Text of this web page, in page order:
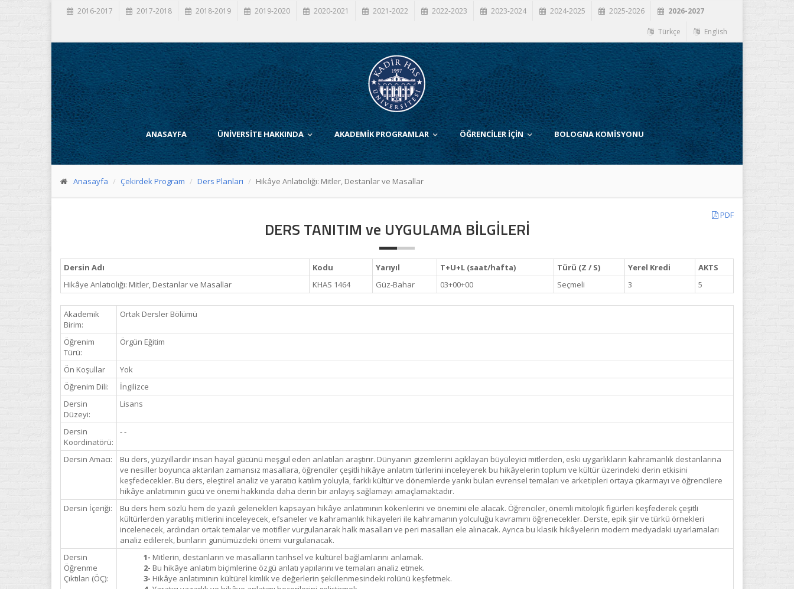
2016-2017 2017-2018 2018-2019 2019-2020 2020-2021 2021-2022 2022-2023 2023-2024 2024-2025 2025-2026 2026-2027
Türkçe English
ANASAYFA ÜNİVERSİTE HAKKINDA AKADEMİK PROGRAMLAR ÖĞRENCİLER İÇİN BOLOGNA KOMİSYONU
Anasayfa Çekirdek Program Ders Planları Hikâye Anlatıcılığı: Mitler, Destanlar ve Masallar
PDF
DERS TANITIM ve UYGULAMA BİLGİLERİ
Dersin Adı Kodu Yarıyıl T+U+L (saat/hafta) Türü (Z / S) Yerel Kredi
AKTS
Hikâye Anlatıcılığı: Mitler, Destanlar ve Masallar
KHAS 1464 Güz-Bahar 03+00+00 Seçmeli 3 5
Akademik
Birim:
Ortak Dersler Bölümü
Öğrenim
Türü:
Örgün Eğitim
Ön Koşullar
Yok
Öğrenim Dili:
İngilizce
Dersin
Düzeyi:
Lisans
Dersin
Koordinatörü:
- -
Dersin Amacı:
Bu ders, yüzyıllardır insan hayal gücünü meşgul eden anlatıları araştırır. Dünyanın gizemlerini açıklayan büyüleyici mitlerden, eski uygarlıkların kahramanlık destanlarına
ve nesiller boyunca aktarılan zamansız masallara, öğrenciler çeşitli hikâye anlatım türlerini inceleyerek bu hikâyelerin toplum ve kültür üzerindeki derin etkisini
keşfedecekler. Bu ders, eleştirel analiz ve yaratıcı katılım yoluyla, farklı kültür ve dönemlerde yankı bulan evrensel temaları ve arketipleri ortaya çıkarmayı ve öğrencilere
hikâye anlatımının gücü ve önemi hakkında daha derin bir anlayış sağlamayı amaçlamaktadır.
Dersin İçeriği:
Bu ders hem sözlü hem de yazılı gelenekleri kapsayan hikâye anlatımının kökenlerini ve önemini ele alacak. Öğrenciler, önemli mitolojik figürleri keşfederek çeşitli
kültürlerden yaratılış mitlerini inceleyecek, efsaneler ve kahramanlık hikayeleri ile kahramanın yolculuğu kavramını öğrenecekler. Derste, epik şiir ve türkü örnekleri
incelenecek, ardından ortak temalar ve motifler vurgulanarak halk masalları ve peri masalları ele alınacak. Ayrıca bu klasik hikâyelerin modern medyadaki uyarlamaları
analiz edilerek, bunların günümüzdeki önemi vurgulanacak.
Dersin
Öğrenme
Çıktıları (ÖÇ):
1- Mitlerin, destanların ve masalların tarihsel ve kültürel bağlamlarını anlamak.
2- Bu hikâye anlatım biçimlerine özgü anlatı yapılarını ve temaları analiz etmek.
3- Hikâye anlatımının kültürel kimlik ve değerlerin şekillenmesindeki rolünü keşfetmek.